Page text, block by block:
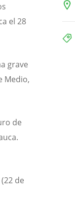
el 28
grave
Medio,
de
(22 de